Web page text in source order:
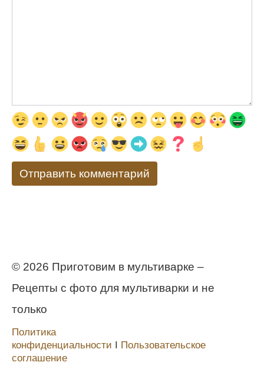
© 2026 Приготовим в мультиварке –
Рецепты с фото для мультиварки и не
только
Политика
конфиденциальности
Пользовательское
соглашение